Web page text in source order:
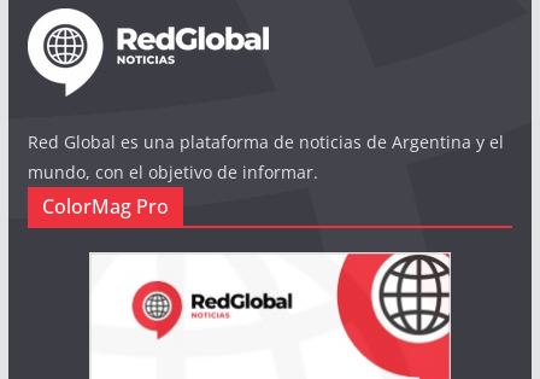
Red Global es una plataforma de noticias de Argentina y el
mundo, con el objetivo de informar.
ColorMag Pro